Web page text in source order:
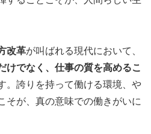
改革が叫ばれる現代において、
けでなく、仕事の質を高めるこ
。誇りを持って働ける環境、や
そが、真の意味での働きがいに